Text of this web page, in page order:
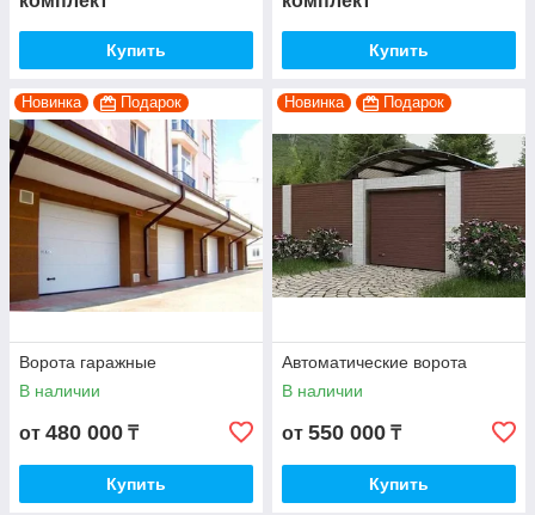
Купить Купить
Новинка Подарок
Ворота гаражные
В наличии
от 480 000 ₸
Купить
Новинка Подарок
Автоматические ворота
В наличии
от 550 000 ₸
Купить